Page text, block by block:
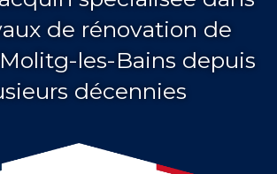
de rénovation de
les-Bains depuis
décennies